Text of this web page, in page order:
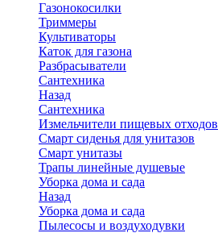
Газонокосилки
Триммеры
Культиваторы
Каток для газона
Разбрасыватели
Сантехника
Назад
Сантехника
Измельчители пищевых отходов
Смарт сиденья для унитазов
Смарт унитазы
Трапы линейные душевые
Уборка дома и сада
Назад
Уборка дома и сада
Пылесосы и воздуходувки